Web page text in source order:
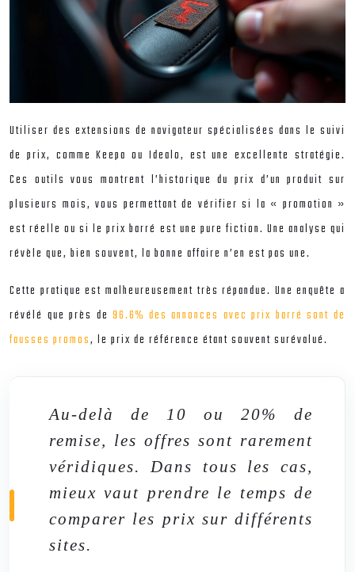
Utiliser des extensions de navigateur spécialisées dans le suivi
de prix, comme Keepa ou Idealo, est une excellente stratégie.
Ces outils vous montrent l’historique du prix d’un produit sur
plusieurs mois, vous permettant de vérifier si la « promotion »
est réelle ou si le prix barré est une pure fiction. Une analyse qui
révèle que, bien souvent, la bonne affaire n’en est pas une.
Cette pratique est malheureusement très répandue. Une enquête a
révélé que près de96.6% des annonces avec prix barré sont de
fausses promos, le prix de référence étant souvent surévalué.
Au-delà de 10 ou 20% de
remise, les offres sont rarement
véridiques. Dans tous les cas,
mieux vaut prendre le temps de
comparer les prix sur différents
sites.